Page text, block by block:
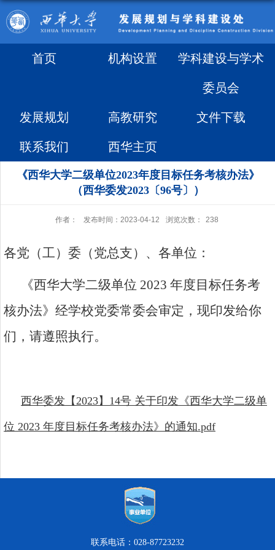
首页 机构设置 学科建设与学术
委员会
发展规划 高教研究 文件下载
联系我们 西华主页
《西华大学二级单位2023年度目标任务考核办法》
（西华委发2023〔96号〕）
作者： 发布时间：2023-04-12 浏览次数： 238
各党（工）委（党总支）、各单位：
《西华大学二级单位 2023 年度目标任务考
核办法》经学校党委常委会审定，现印发给你
们，请遵照执行。
西华委发【2023】14号 关于印发《西华大学二级单
位 2023 年度目标任务考核办法》的通知.pdf
联系电话：028-87723232